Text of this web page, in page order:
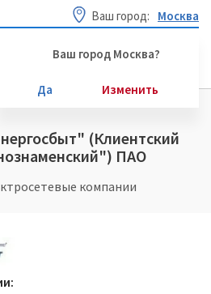
Ваш город: Москва
Ваш город Москва?
Да Изменить
(Клиентский
ПАО
компании